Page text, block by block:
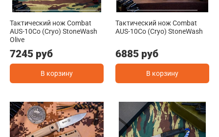
Тактический нож Combat
AUS-10Co (Cryo) StoneWash
Olive
7245 руб
В корзину
Тактический нож Combat
AUS-10Co (Cryo) StoneWash
6885 руб
В корзину